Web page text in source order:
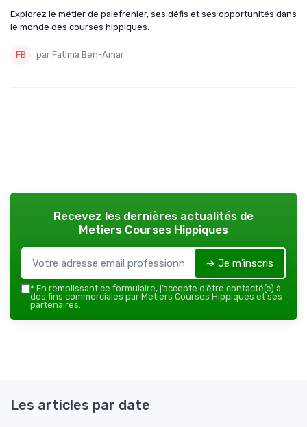
Explorez le métier de palefrenier, ses défis et ses opportunités dans
le monde des courses hippiques.
par Fatima Ben-Amar
Recevez les dernières actualités de
Metiers Courses Hippiques
➔ Je m'inscris
* En remplissant ce formulaire, j’accepte d’être contacté(e) à
des fins commerciales par Metiers Courses Hippiques et ses
partenaires.
Les articles par date